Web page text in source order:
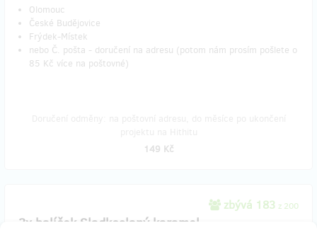
Olomouc
České Budějovice
Frýdek-Místek
nebo Č. pošta - doručení na adresu (potom nám prosím pošlete o
85 Kč více na poštovné)
149 Kč
zbývá 183 z 200
3x balíček Sladkoslaný karamel